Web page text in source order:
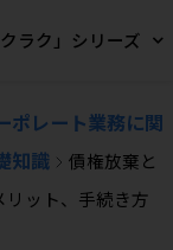
クラク」シリーズ
ポレート業務に関
知識
債権放棄と
ット、手続き方